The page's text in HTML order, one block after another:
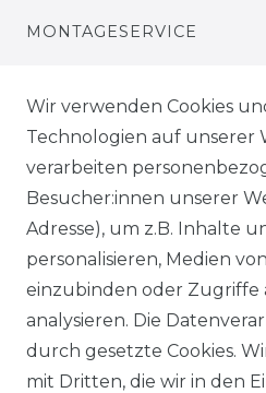
MONTAGESERVICE
BEZAHLUNG
KLIMA- UND
LEXIKON
UNTERNEHMEN
Wir verwenden Cookies
Technologien auf unserer
verarbeiten
Besucher:innen unserer
Adresse), um z.B. Inhalte
personalisieren, Medien
einzubinden oder Zugriffe
analysieren. Die
durch gesetzte Cookies.
mit Dritten, die wir in den